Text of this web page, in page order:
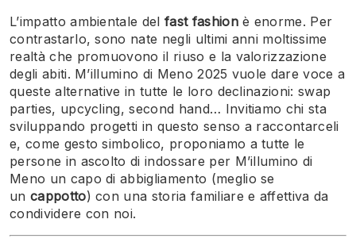
L’impatto ambientale del fast fashionè enorme. Per
contrastarlo, sono nate negli ultimi anni moltissime
realtà che promuovono il riuso e la valorizzazione
degli abiti. M’illumino di Meno 2025 vuole dare voce a
queste alternative in tutte le loro declinazioni: swap
parties, upcycling, second hand… Invitiamo chi sta
sviluppando progetti in questo senso a raccontarceli
e, come gesto simbolico, proponiamo a tutte le
persone in ascolto di indossare per M’illumino di
Meno un capo di abbigliamento (meglio se
un cappotto) con una storia familiare e affettiva da
condividere con noi.